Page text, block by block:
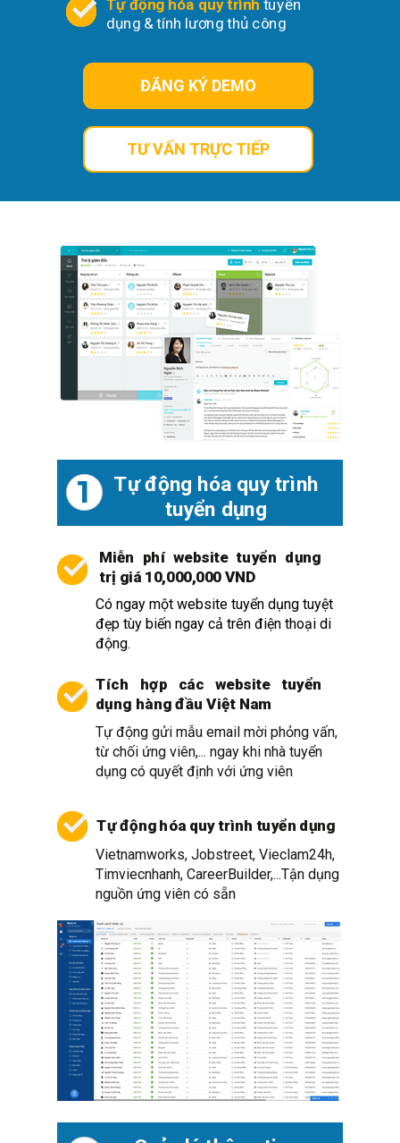
Tự động hóa quy trình tuyển
dụng & tính lương thủ công
ĐĂNG KÝ DEMO
TƯ VẤN TRỰC TIẾP
Vietnamworks, Jobstreet, Vieclam24h,
Timviecnhanh, CareerBuilder,...Tận dụng
nguồn ứng viên có sẵn
Miễn phí website tuyển dụng
trị giá 10,000,000 VND
Tích hợp các website tuyển
dụng hàng đầu Việt Nam
Tự động hóa quy trình tuyển dụng
Tự động gửi mẫu email mời phỏng vấn,
từ chối ứng viên,... ngay khi nhà tuyển
dụng có quyết định với ứng viên
Có ngay một website tuyển dụng tuyệt
đẹp tùy biến ngay cả trên điện thoại di
động.
Tự động hóa quy trình
tuyển dụng
1